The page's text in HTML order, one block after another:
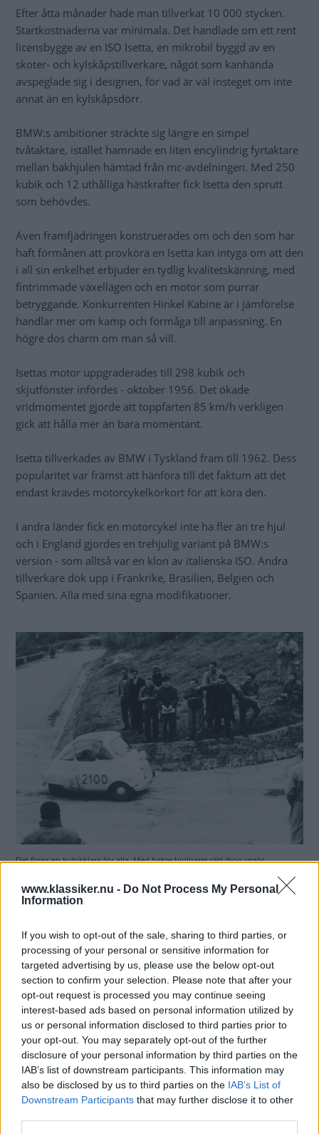
www.klassiker.nu - Do Not Process My Personal
Information
If you wish to opt-out of the sale, sharing to third parties, or
processing of your personal or sensitive information for
targeted advertising by us, please use the below opt-out
section to confirm your selection. Please note that after your
opt-out request is processed you may continue seeing
interest-based ads based on personal information utilized by
us or personal information disclosed to third parties prior to
your opt-out. You may separately opt-out of the further
disclosure of your personal information by third parties on the
IAB’s list of downstream participants. This information may
also be disclosed by us to third parties on the IAB’s List of
Downstream Participants that may further disclose it to other
Efter åtta månader hade man tillverkat 10 000 stycken.
Startkostnaderna var minimala. Det handlade om ett rent
licensbygge av en ISO Isetta, en mikrobil byggd av en
skoter- och kylskåpstillverkare, något som kanhända
avspeglade sig i designen, för vad är väl insteget om inte
annat än en kylskåpsdörr.
BMW:s ambitioner sträckte sig längre en simpel
tvåtaktare, istället hamnade en liten encylindrig fyrtaktare
mellan bakhjulen hämtad från mc-avdelningen. Med 250
kubik och 12 uthålliga hästkrafter fick Isetta den sprutt
som behövdes.
Även framfjädringen konstruerades om och den som har
haft förmånen att provköra en Isetta kan intyga om att den
i all sin enkelhet erbjuder en tydlig kvalitetskänning, med
fintrimmade växellägen och en motor som purrar
betryggande. Konkurrenten Hinkel Kabine är i jämförelse
handlar mer om kamp och förmåga till anpassning. En
högre dos charm om man så vill.
Isettas motor uppgraderades till 298 kubik och
skjutfönster infördes - oktober 1956. Det ökade
vridmomentet gjorde att toppfarten 85 km/h verkligen
gick att hålla mer än bara momentant.
Isetta tillverkades av BMW i Tyskland fram till 1962. Dess
popularitet var främst att hänföra till det faktum att det
endast krävdes motorcykelkörkort för att köra den.
I andra länder fick en motorcykel inte ha fler än tre hjul
och i England gjordes en trehjulig variant på BMW:s
version - som alltså var en klon av italienska ISO. Andra
tillverkare dök upp i Frankrike, Brasilien, Belgien och
Spanien. Alla med sina egna modifikationer.
Det finns en kubikklass för alla. Med bakre hjulparet tätt ihop utgör